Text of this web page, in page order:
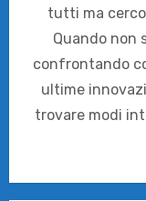
tutti ma
Quando non
confrontando
ultime
trovare modi